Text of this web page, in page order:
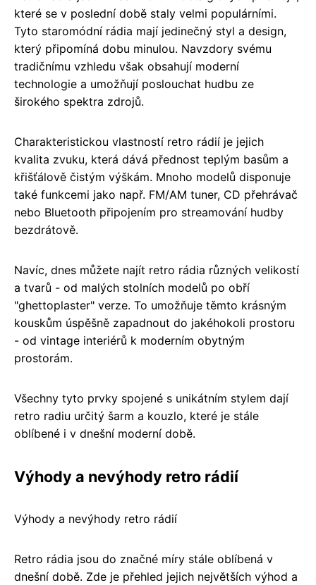
které se v poslední době staly velmi populárními.
Tyto staromódní rádia mají jedinečný styl a design,
který připomíná dobu minulou. Navzdory svému
tradičnímu vzhledu však obsahují moderní
technologie a umožňují poslouchat hudbu ze
širokého spektra zdrojů.
Charakteristickou vlastností retro rádií je jejich
kvalita zvuku, která dává přednost teplým basům a
křišťálově čistým výškám. Mnoho modelů disponuje
také funkcemi jako např. FM/AM tuner, CD přehrávač
nebo Bluetooth připojením pro streamování hudby
bezdrátově.
Navíc, dnes můžete najít retro rádia různých velikostí
a tvarů - od malých stolních modelů po obří
"ghettoplaster" verze. To umožňuje těmto krásným
kouskům úspěšně zapadnout do jakéhokoli prostoru
- od vintage interiérů k moderním obytným
prostorám.
Všechny tyto prvky spojené s unikátním stylem dají
retro radiu určitý šarm a kouzlo, které je stále
oblíbené i v dnešní moderní době.
Výhody a nevýhody retro rádií
Výhody a nevýhody retro rádií
Retro rádia jsou do značné míry stále oblíbená v
dnešní době. Zde je přehled jejich největších výhod a